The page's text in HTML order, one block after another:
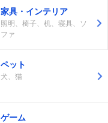
家具・インテリア
照明、椅子、机、寝具、ソ
ファ
ペット
犬、猫
ゲーム